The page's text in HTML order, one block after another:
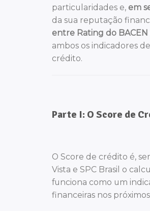
particularidades e, em
da sua reputação
entre Rating do BACEN
ambos os indicadores
crédito.
Parte I: O Score de
O Score de crédito é,
Vista e SPC Brasil o
funciona como um
financeiras nos próximos